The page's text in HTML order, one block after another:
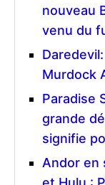
nouveau
venu du
Murdock
Paradise
grande
signifie
Andor en